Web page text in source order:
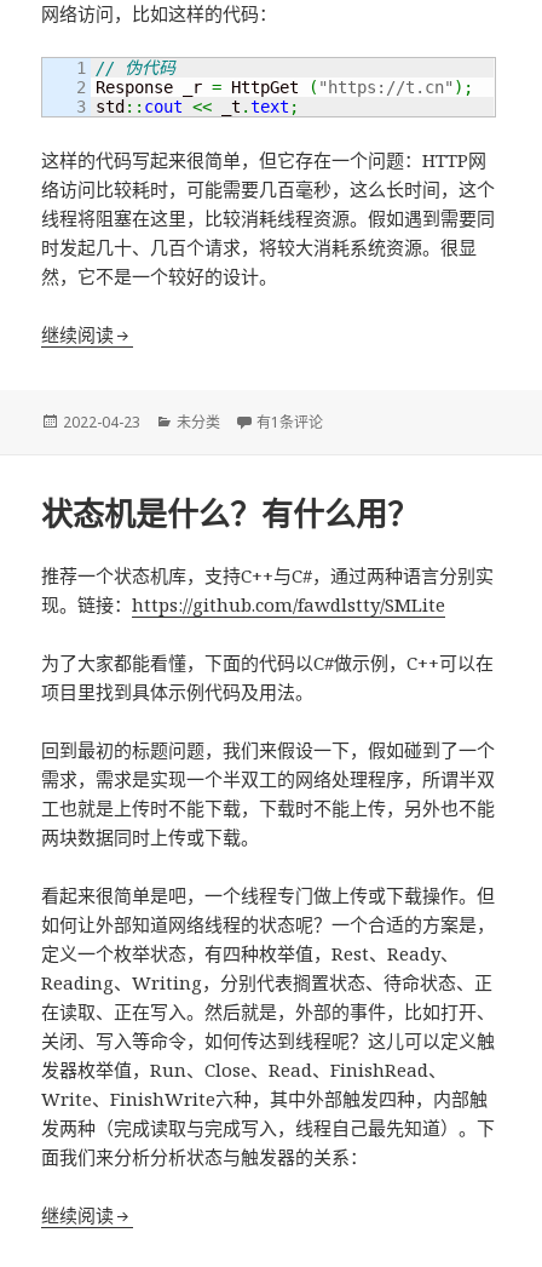
网络访问，比如这样的代码：
1
2
// 伪代码
Response _r = HttpGet ( "https://t.cn" ) ;
std :: cout << _t .text ;
这样的代码写起来很简单，但它存在一个问题：HTTP网
络访问比较耗时，可能需要几百毫秒，这么长时间，这个
线程将阻塞在这里，比较消耗线程资源。假如遇到需要同
时发起几十、几百个请求，将较大消耗系统资源。很显
然，它不是一个较好的设计。
继续阅读libfv：基于C++20的异步HTTP库
发
2022-04-23
分
未分类 libfv：基于C++20的异步HTTP库
有1条评论
状态机是什么？有什么用？
推荐一个状态机库，支持C++与C#，通过两种语言分别实
现。链接：https://github.com/fawdlstty/SMLite
为了大家都能看懂，下面的代码以C#做示例，C++可以在
项目里找到具体示例代码及用法。
回到最初的标题问题，我们来假设一下，假如碰到了一个
需求，需求是实现一个半双工的网络处理程序，所谓半双
工也就是上传时不能下载，下载时不能上传，另外也不能
两块数据同时上传或下载。
看起来很简单是吧，一个线程专门做上传或下载操作。但
如何让外部知道网络线程的状态呢？一个合适的方案是，
定义一个枚举状态，有四种枚举值，Rest、Ready、
Reading、Writing，分别代表搁置状态、待命状态、正
在读取、正在写入。然后就是，外部的事件，比如打开、
关闭、写入等命令，如何传达到线程呢？这儿可以定义触
发器枚举值，Run、Close、Read、FinishRead、
Write、FinishWrite六种，其中外部触发四种，内部触
发两种（完成读取与完成写入，线程自己最先知道）。下
面我们来分析分析状态与触发器的关系：
继续阅读状态机是什么？有什么用？